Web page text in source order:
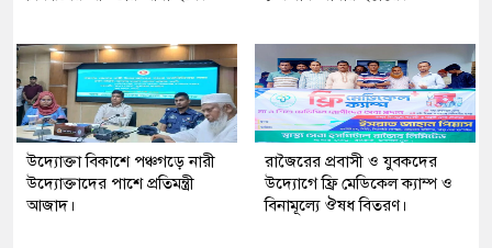
উদ্যোক্তা বিকাশে পঞ্চগড়ে নারী
উদ্যোক্তাদের পাশে প্রতিমন্ত্রী
আজাদ।
রাজৈরের‌ প্রবাসী ও যুবকদের
উদ্যোগে ফ্রি মেডিকেল ক্যাম্প ও
বিনামূল্যে ঔষধ বিতরণ।